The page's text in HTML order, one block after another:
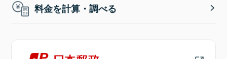
料金を計算・調べる